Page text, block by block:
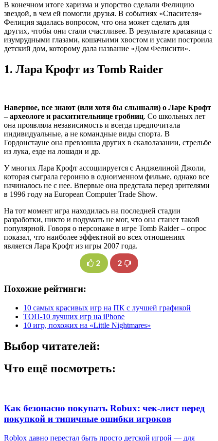
В конечном итоге харизма и упорство сделали Фелицию
звездой, в чем ей помогли друзья. В событиях «Спасителя»
Фелиция задалась вопросом, что она может сделать для
других, чтобы они стали счастливее. В результате красавица с
изумрудными глазами, кошачьими хвостом и усами построила
детский дом, которому дала название «Дом Фелисити».
1. Лара Крофт из Tomb Raider
Наверное, все знают (или хотя бы слышали) о Ларе Крофт
– археологе и расхитительнице гробниц. Со школьных лет
она проявляла независимость и всегда предпочитала
индивидуальные, а не командные виды спорта. В
Гордонстауне она превзошла других в скалолазании, стрельбе
из лука, езде на лошади и др.
У многих Лара Крофт ассоциируется с Анджелиной Джоли,
которая сыграла героиню в одноименном фильме, однако все
начиналось не с нее. Впервые она предстала перед зрителями
в 1996 году на European Computer Trade Show.
На тот момент игра находилась на последней стадии
разработки, никто и подумать не мог, что она станет такой
популярной. Говоря о персонаже в игре Tomb Raider – опрос
показал, что наиболее эффектной во всех отношениях
является Лара Крофт из игры 2007 года.
2 2
Похожие рейтинги:
10 самых красивых игр на ПК с лучшей графикой
ТОП-10 лучших игр на iPhone
10 игр, похожих на «Little Nightmares»
Выбор читателей:
Что ещё посмотреть:
Как безопасно покупать Robux: чек-лист перед
покупкой и типичные ошибки игроков
Roblox давно перестал быть просто детской игрой — для